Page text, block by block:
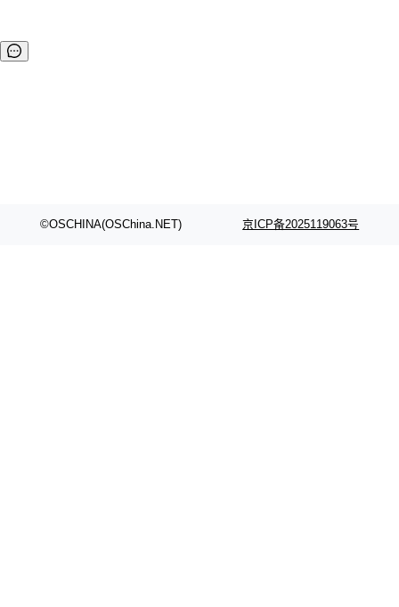
©OSCHINA(OSChina.NET) 京ICP备2025119063号